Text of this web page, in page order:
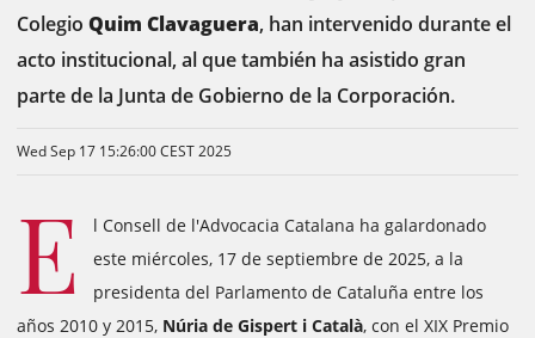
Colegio Quim Clavaguera, han intervenido durante el
acto institucional, al que también ha asistido gran
parte de la Junta de Gobierno de la Corporación.
Wed Sep 17 15:26:00 CEST 2025
E
l Consell de l'Advocacia Catalana ha galardonado
este miércoles, 17 de septiembre de 2025, a la
presidenta del Parlamento de Cataluña entre los
años 2010 y 2015, Núria de Gispert i Català, con el XIX Premio